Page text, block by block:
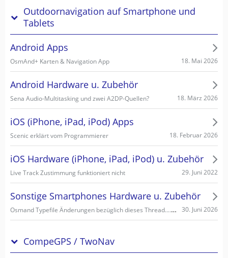
Outdoornavigation auf Smartphone und
Tablets
Android Apps
OsmAnd+ Karten & Navigation App 18. Mai 2026
Android Hardware u. Zubehör
Sena Audio-Multitasking und zwei A2DP-Quellen? 18. März 2026
iOS (iPhone, iPad, iPod) Apps
Scenic erklärt vom Programmierer 18. Februar 2026
iOS Hardware (iPhone, iPad, iPod) u. Zubehör
Live Track Zustimmung funktioniert nicht 29. Juni 2022
Sonstige Smartphones Hardware u. Zubehör
Osmand Typefile Änderungen bezüglich dieses Thread....., mögliche Fehlerquelle warum es nicht gehen kann... 30. Juni 2026
CompeGPS / TwoNav